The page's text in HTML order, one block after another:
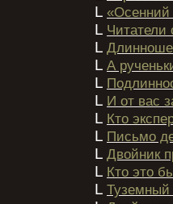
L
L
L
L А
L
L И от вас
L Кто
L Письмо
L Двойник
L Кто это
L Туземный